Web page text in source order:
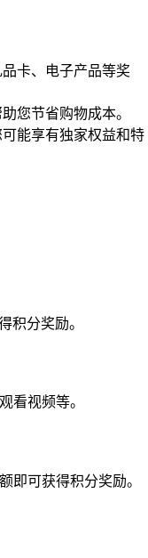
卡、电子产品等奖
您节省购物成本。
能享有独家权益和特
积分奖励。
看视频等。
即可获得积分奖励。